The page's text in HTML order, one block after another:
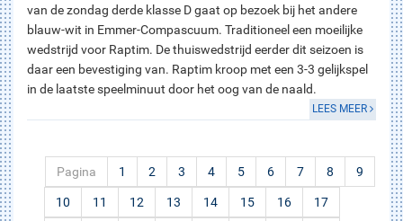
van de zondag derde klasse D gaat op bezoek bij het andere
blauw-wit in Emmer-Compascuum. Traditioneel een moeilijke
wedstrijd voor Raptim. De thuiswedstrijd eerder dit seizoen is
daar een bevestiging van. Raptim kroop met een 3-3 gelijkspel
in de laatste speelminuut door het oog van de naald.
LEES MEER
Pagina 1 2 3 4 5 6 7 8 9
10 11 12 13 14 15 16 17